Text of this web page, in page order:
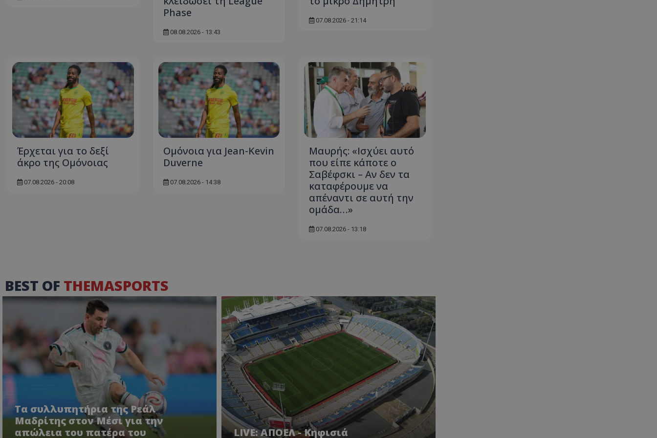
Phase
08.08.2026 - 13:43
07.08.2026 - 21:14
Έρχεται για το δεξί
άκρο της Ομόνοιας
07.08.2026 - 20:08
Ομόνοια για Jean-Kevin
Duverne
07.08.2026 - 14:38
Μαυρής: «Ισχύει αυτό
που είπε κάποτε ο
Σαβέφσκι – Αν δεν τα
καταφέρουμε να
απέναντι σε αυτή την
ομάδα…»
07.08.2026 - 13:18
BEST OF THEMASPORTS
Τα συλλυπητήρια της Ρεάλ
Μαδρίτης στον Μέσι για την
απώλεια του πατέρα του
LIVE: ΑΠΟΕΛ - Κηφισιά